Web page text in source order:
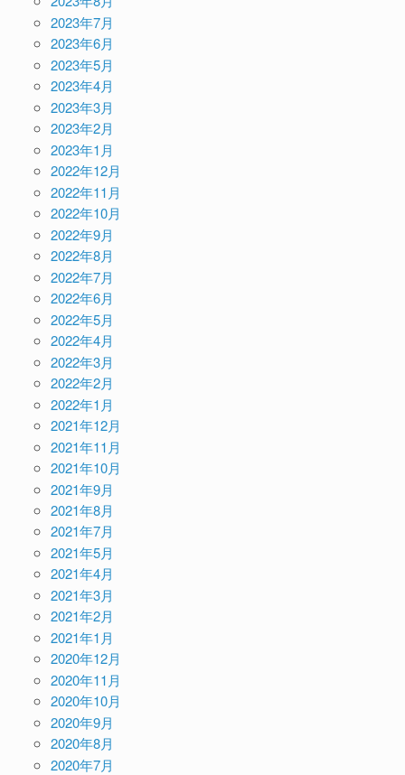
2023年7月
2023年6月
2023年5月
2023年4月
2023年3月
2023年2月
2023年1月
2022年12月
2022年11月
2022年10月
2022年9月
2022年8月
2022年7月
2022年6月
2022年5月
2022年4月
2022年3月
2022年2月
2022年1月
2021年12月
2021年11月
2021年10月
2021年9月
2021年8月
2021年7月
2021年5月
2021年4月
2021年3月
2021年2月
2021年1月
2020年12月
2020年11月
2020年10月
2020年9月
2020年8月
2020年7月